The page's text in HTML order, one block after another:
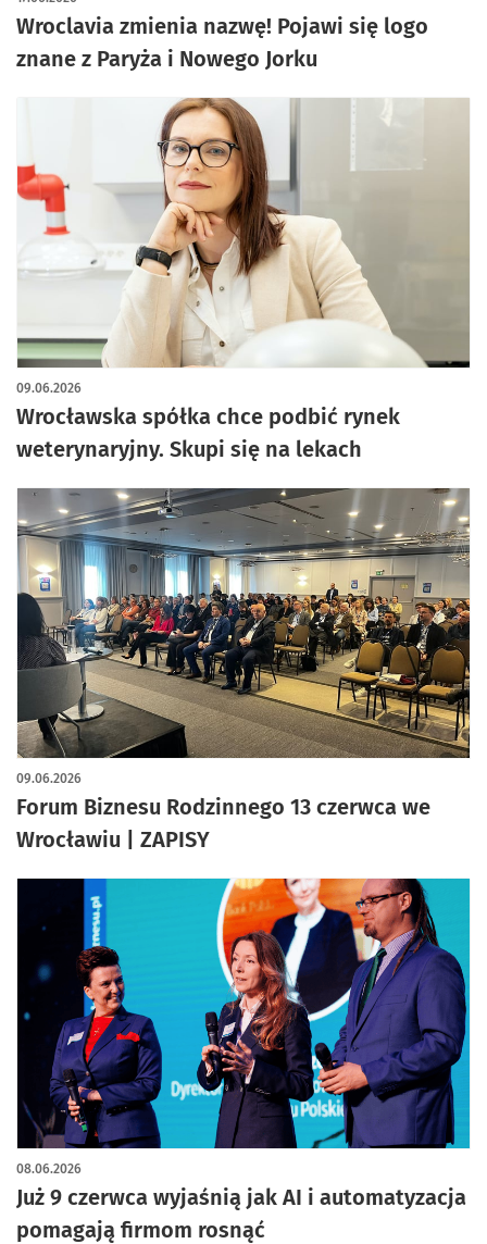
Wroclavia zmienia nazwę! Pojawi się logo
znane z Paryża i Nowego Jorku
Wrocławska spółka chce podbić rynek
weterynaryjny. Skupi się na lekach
09.06.2026
Forum Biznesu Rodzinnego 13 czerwca we
Wrocławiu | ZAPISY
09.06.2026
Już 9 czerwca wyjaśnią jak AI i automatyzacja
pomagają firmom rosnąć
08.06.2026